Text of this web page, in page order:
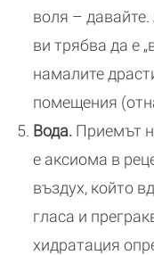
воля – давайте.
ви трябва да е
намалите
помещения
Вода. Приемът
е аксиома в
въздух, който
гласа и
хидратация